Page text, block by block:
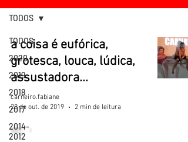
TODOS
2020
2019
2018
2017
2014-
2012
TODOS
a coisa é eufórica,
grotesca, louca, lúdica,
assustadora...
carneiro.fabiane
28 de out. de 2019
2 min de leitura